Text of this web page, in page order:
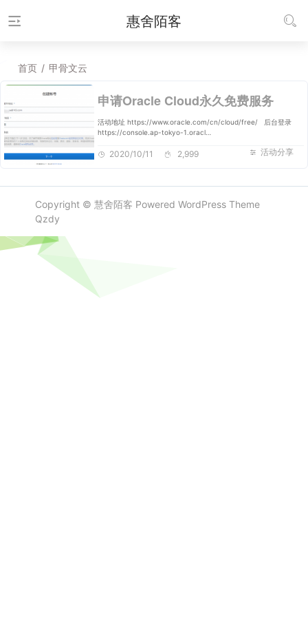
惠舍陌客
首页 / 甲骨文云
申请Oracle Cloud永久免费服务
活动地址 https://www.oracle.com/cn/cloud/free/ 后台登录
https://console.ap-tokyo-1.oracl…
活动分享
2020/10/11 2,999
Copyright © 慧舍陌客 Powered WordPressTheme
Qzdy